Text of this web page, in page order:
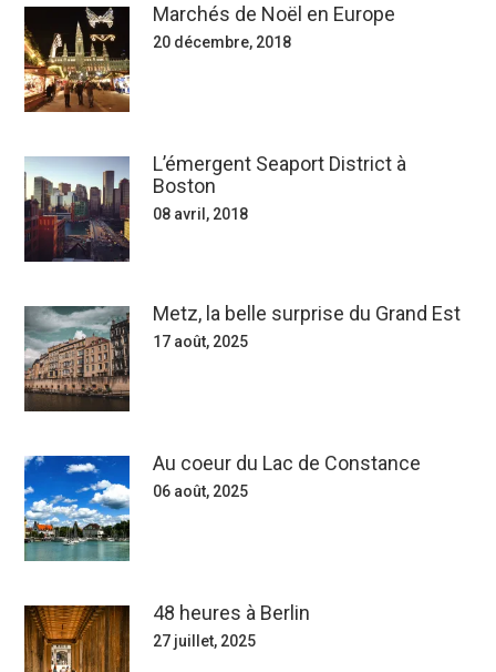
Marchés de Noël en Europe
20 décembre, 2018
L’émergent Seaport District à
Boston
08 avril, 2018
Metz, la belle surprise du Grand Est
17 août, 2025
Au coeur du Lac de Constance
06 août, 2025
48 heures à Berlin
27 juillet, 2025